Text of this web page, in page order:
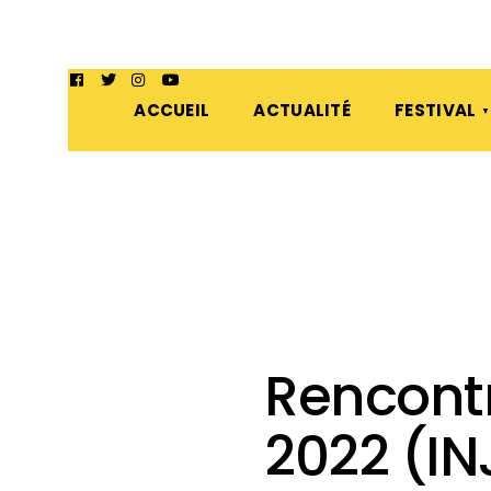
ACCUEIL ACTUALITÉ FESTIVAL
2022